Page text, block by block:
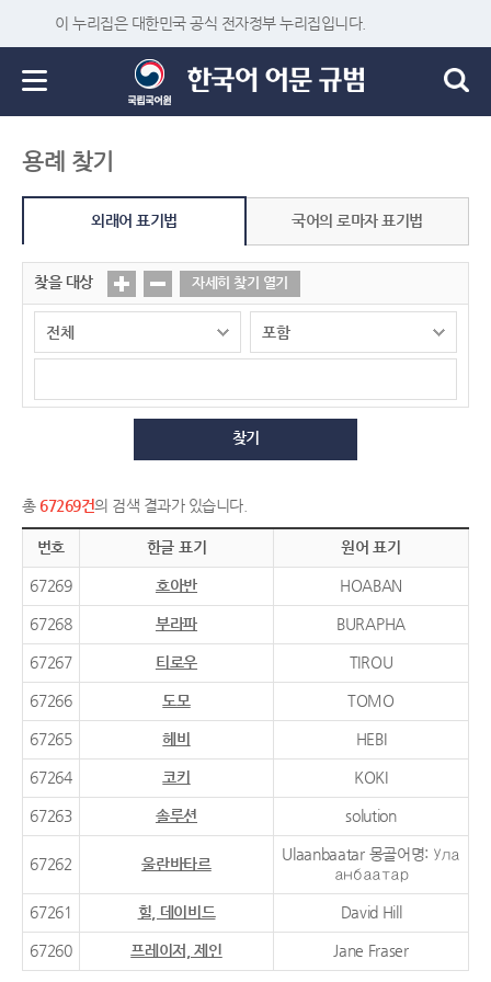
이 누리집은 대한민국 공식 전자정부 누리집입니다.
용례 찾기
외래어 표기법 국어의 로마자 표기법
찾을 대상 자세히 찾기 열기
찾기
총 67269건의 검색 결과가 있습니다.
번호 한글 표기 원어 표기
67269 호아반 HOABAN
67268 부라파 BURAPHA
67267 티로우 TIROU
67266 도모 TOMO
67265 헤비 HEBI
67264 코키 KOKI
67263 솔루션 solution
67262 울란바타르
Ulaanbaatar 몽골어명: Ула
анбаатар
67261 힐, 데이비드 David Hill
67260 프레이저, 제인 Jane Fraser